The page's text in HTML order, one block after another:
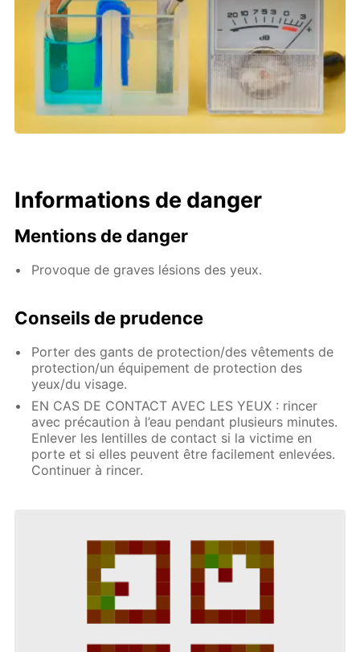
Informations de danger
Mentions de danger
Provoque de graves lésions des yeux.
Conseils de prudence
Porter des gants de protection/des vêtements de
protection/un équipement de protection des
yeux/du visage.
EN CAS DE CONTACT AVEC LES YEUX : rincer
avec précaution à l’eau pendant plusieurs minutes.
Enlever les lentilles de contact si la victime en
porte et si elles peuvent être facilement enlevées.
Continuer à rincer.